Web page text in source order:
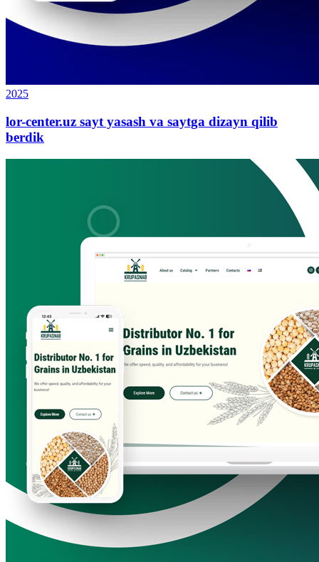
2025
lor-center.uz sayt yasash va saytga dizayn qilib
berdik